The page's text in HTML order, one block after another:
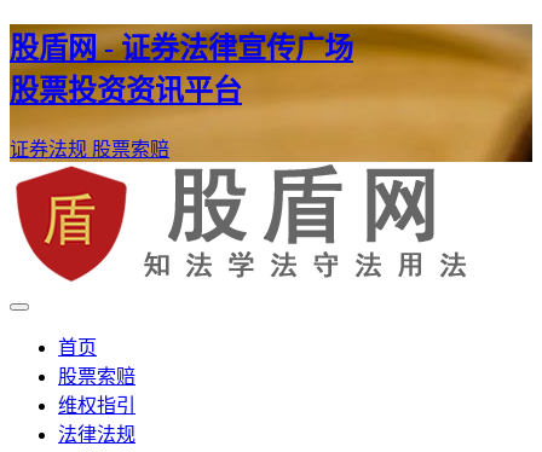
股盾网 - 证券法律宣传广场
股票投资资讯平台
证券法规 股票索赔
股盾网
证券股票维权网
首页
股票索赔
维权指引
法律法规